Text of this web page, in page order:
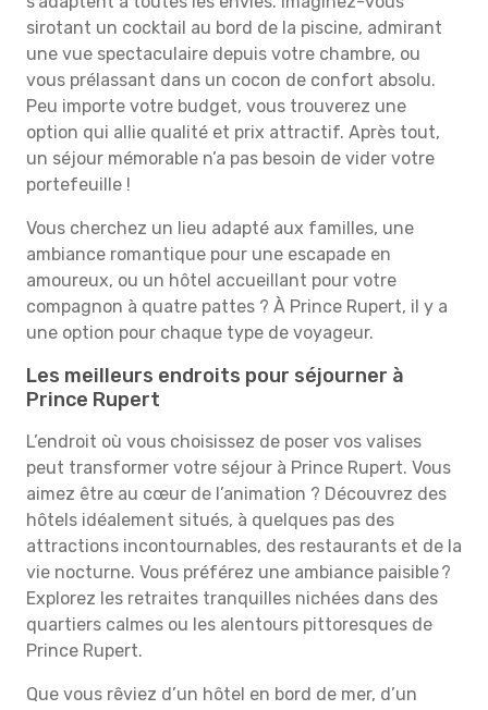
sirotant un cocktail au bord de la piscine, admirant
une vue spectaculaire depuis votre chambre, ou
vous prélassant dans un cocon de confort absolu.
Peu importe votre budget, vous trouverez une
option qui allie qualité et prix attractif. Après tout,
un séjour mémorable n’a pas besoin de vider votre
portefeuille !
Vous cherchez un lieu adapté aux familles, une
ambiance romantique pour une escapade en
amoureux, ou un hôtel accueillant pour votre
compagnon à quatre pattes ? À Prince Rupert, il y a
une option pour chaque type de voyageur.
Les meilleurs endroits pour séjourner à
Prince Rupert
L’endroit où vous choisissez de poser vos valises
peut transformer votre séjour à Prince Rupert. Vous
aimez être au cœur de l’animation ? Découvrez des
hôtels idéalement situés, à quelques pas des
attractions incontournables, des restaurants et de la
vie nocturne. Vous préférez une ambiance paisible ?
Explorez les retraites tranquilles nichées dans des
quartiers calmes ou les alentours pittoresques de
Prince Rupert.
Que vous rêviez d’un hôtel en bord de mer, d’un